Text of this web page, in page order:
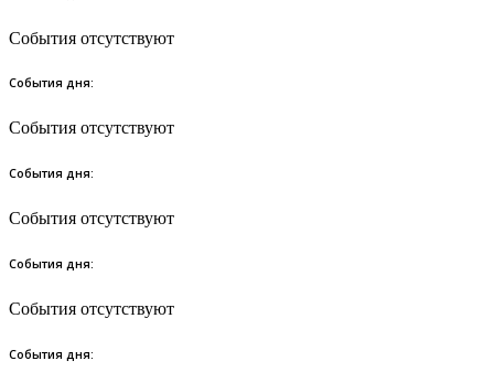
События отсутствуют
События дня:
События отсутствуют
События дня:
События отсутствуют
События дня:
События отсутствуют
События дня: